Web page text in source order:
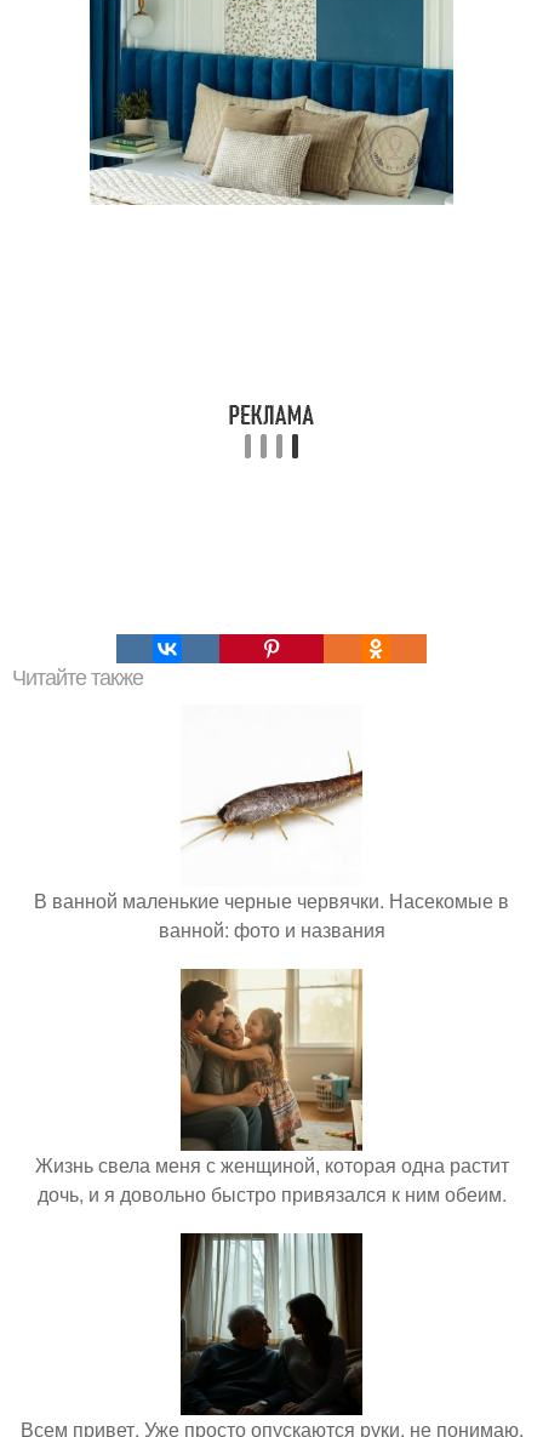
Читайте также
В ванной маленькие черные червячки. Насекомые в
ванной: фото и названия
Жизнь свела меня с женщиной, которая одна растит
дочь, и я довольно быстро привязался к ним обеим.
Всем привет. Уже просто опускаются руки, не понимаю,